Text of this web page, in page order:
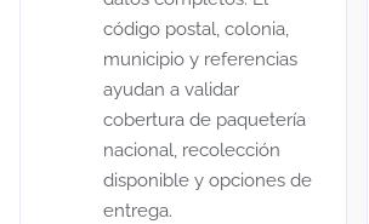
código postal, colonia,
municipio y referencias
ayudan a validar
cobertura de paquetería
nacional, recolección
disponible y opciones de
entrega.